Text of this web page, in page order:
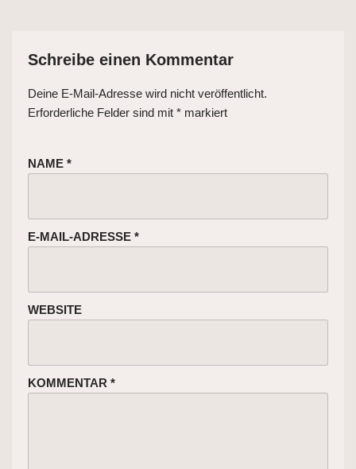
Schreibe einen Kommentar
Deine E-Mail-Adresse wird nicht veröffentlicht.
Erforderliche Felder sind mit * markiert
NAME *
E-MAIL-ADRESSE *
WEBSITE
KOMMENTAR *